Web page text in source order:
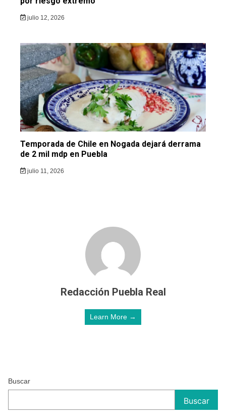
julio 12, 2026
Temporada de Chile en Nogada dejará derrama
de 2 mil mdp en Puebla
julio 11, 2026
Redacción Puebla Real
Learn More →
Buscar
Buscar